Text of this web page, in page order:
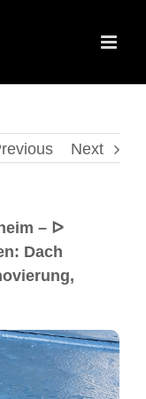
Next
– ᐅ
Dach